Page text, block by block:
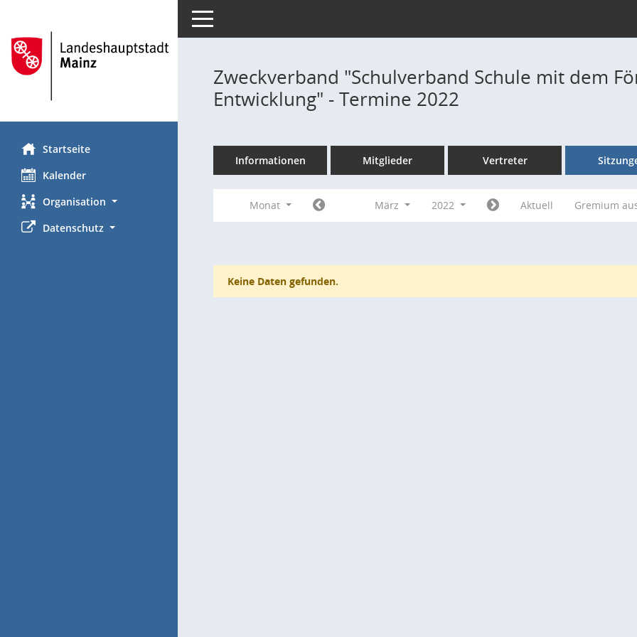
Startseite
Kalender
Organisation
Datenschutz
Toggle navigation
Zweckverband "Schulverband Schule mit dem
Entwicklung" - Termine 2022
Informationen Mitglieder Vertreter
Monat März 2022 Aktuell Gremium
Keine Daten gefunden.